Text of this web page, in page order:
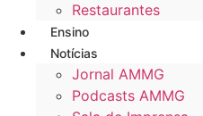
Restaurantes
Ensino
Notícias
Jornal AMMG
Podcasts AMMG